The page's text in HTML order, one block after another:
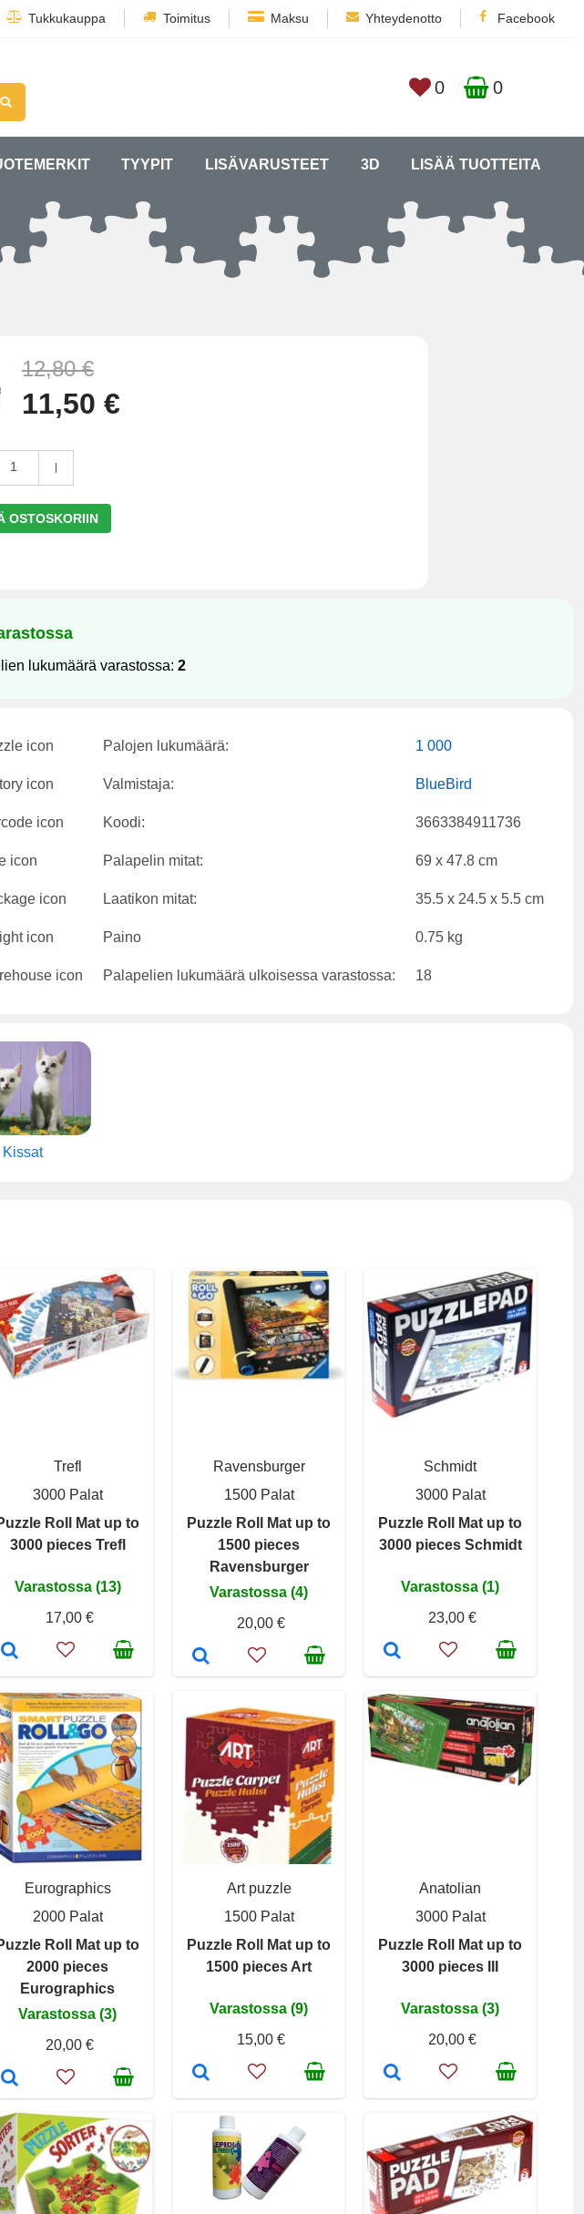
Tukkukauppa Toimitus Maksu Yhteydenotto Facebook
0 0
TYYPIT LISÄVARUSTEET 3D LISÄÄ TUOTTEITA
12,80 €
11,50 €
1
OSTOSKORIIN
lukumäärä varastossa: 2
Palojen lukumäärä: 1 000
Valmistaja: BlueBird
Koodi: 3663384911736
Palapelin mitat: 69 x 47.8 cm
Laatikon mitat: 35.5 x 24.5 x 5.5 cm
Paino 0.75 kg
Palapelien lukumäärä ulkoisessa varastossa: 18
Kissat
Trefl
3000 Palat
Roll Mat up to
3000 pieces Trefl
Varastossa (13)
17,00 €
Ravensburger
1500 Palat
Puzzle Roll Mat up to
1500 pieces
Ravensburger
Varastossa (4)
20,00 €
Schmidt
3000 Palat
Puzzle Roll Mat up to
3000 pieces Schmidt
Varastossa (1)
23,00 €
Eurographics
2000 Palat
Roll Mat up to
2000 pieces
Eurographics
Varastossa (3)
20,00 €
Art puzzle
1500 Palat
Puzzle Roll Mat up to
1500 pieces Art
Varastossa (9)
15,00 €
Anatolian
3000 Palat
Puzzle Roll Mat up to
3000 pieces III
Varastossa (3)
20,00 €